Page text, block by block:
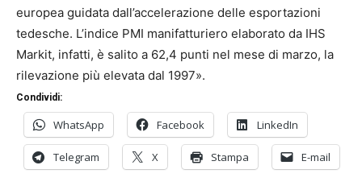
europea guidata dall’accelerazione delle esportazioni
tedesche. L’indice PMI manifatturiero elaborato da IHS
Markit, infatti, è salito a 62,4 punti nel mese di marzo, la
rilevazione più elevata dal 1997».
Condividi:
WhatsApp Facebook LinkedIn
Telegram X Stampa E-mail